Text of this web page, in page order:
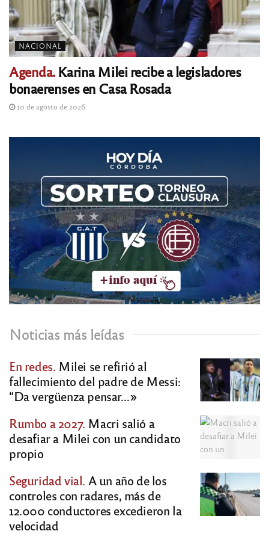
NACIONAL
Agenda.Karina Milei recibe a legisladores
bonaerenses en Casa Rosada
10 de agosto de 2026
Noticias más leídas
En redes. Milei se refirió al
fallecimiento del padre de Messi:
“Da vergüenza pensar…»
Rumbo a 2027. Macri salió a
desafiar a Milei con un candidato
propio
Seguridad vial. A un año de los
controles con radares, más de
12.000 conductores excedieron la
velocidad